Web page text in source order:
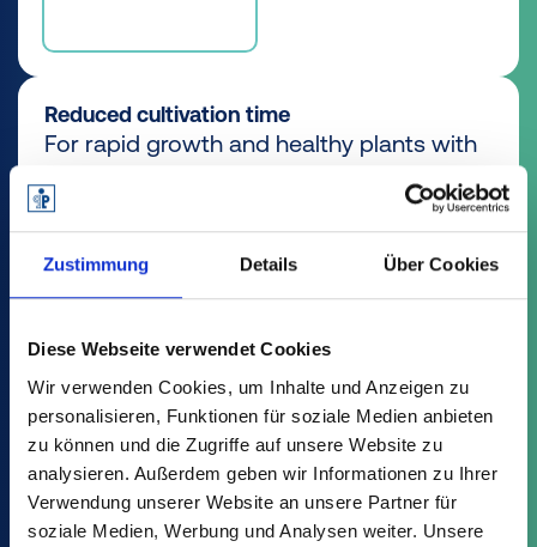
Zustimmung Details Über Cookies
Diese Webseite verwendet Cookies
Wir verwenden Cookies, um Inhalte und Anzeigen zu
personalisieren, Funktionen für soziale Medien anbieten
zu können und die Zugriffe auf unsere Website zu
analysieren. Außerdem geben wir Informationen zu Ihrer
Verwendung unserer Website an unsere Partner für
soziale Medien, Werbung und Analysen weiter. Unsere
Reduced cultivation time
For rapid growth and healthy plants with
ideal watering and drainage.
Discover all the advantages
Variants Advantages
Find your suitable article from the
EP: